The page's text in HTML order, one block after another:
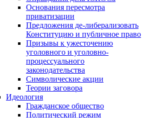
Основания пересмотра
приватизации
Предложения де-либерализовать
Конституцию и публичное право
Призывы к ужесточению
уголовного и уголовно-
процессуального
законодательства
Символические акции
Теории заговора
Идеология
Гражданское общество
Политический режим